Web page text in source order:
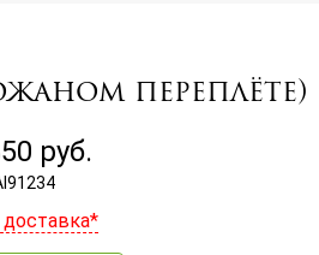
переплёте)
руб.
доставка*